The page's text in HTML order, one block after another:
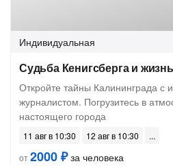
Индивидуальная
Судьба Кенигсберга и
Откройте тайны Калининграда с
журналистом. Погрузитесь в
настоящего города
11 авг в 10:30
12 авг в 10:30
от2000 ₽за человека